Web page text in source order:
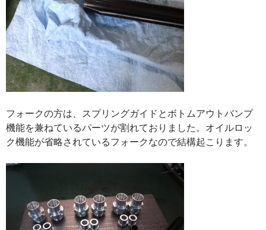
フォークの方は、スプリングガイドとボトムアウトバンプ
機能を兼ねているパーツが割れておりました。オイルロッ
ク機能が省略されているフォークなので結構起こります。